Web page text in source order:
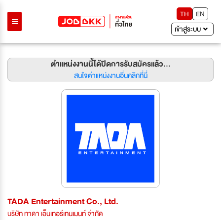
TH
EN
เข้าสู่ระบบ
ตำแหน่งงานนี้ได้ปิดการรับสมัครแล้ว...
สนใจตำแหน่งงานอื่นคลิกที่นี่
TADA Entertainment Co., Ltd.
บริษัท ทาดา เอ็นเทอร์เทนเมนท์ จำกัด